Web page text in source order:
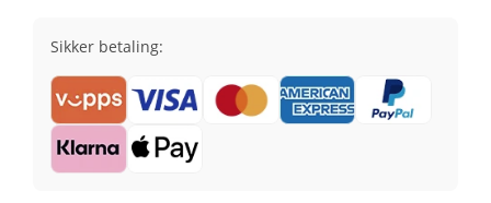
Sikker betaling: